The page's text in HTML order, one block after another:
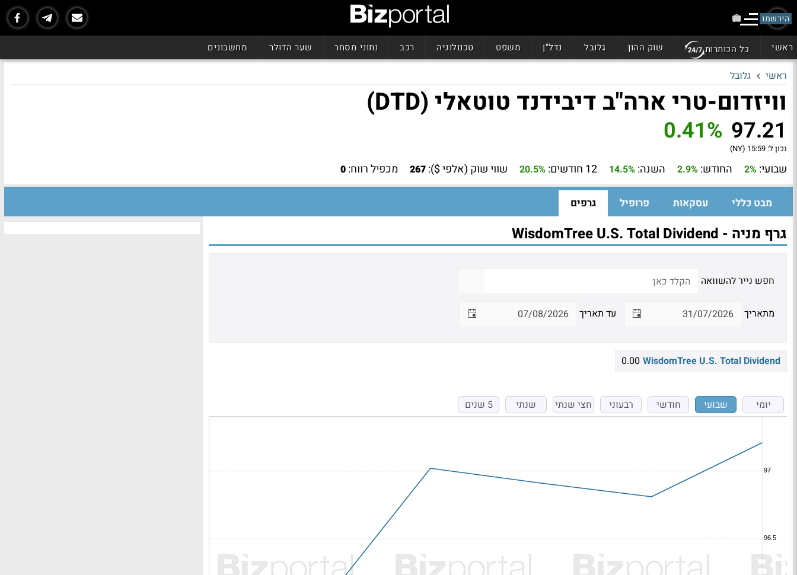
הירשמו
ראשי כל הכותרות שוק ההון גלובל נדל"ן משפט טכנולוגיה רכב נתוני מסחר שער הדולר מחשבונים
ראשי גלובל
וויזדום-טרי ארה"ב דיבידנד טוטאלי (DTD)
97.21
0.41%
נכון ל: 15:59 (NY)
שבועי: 2% החודש: 2.9% השנה: 14.5% 12 חודשים: 20.5% שווי שוק (אלפי $): 267 מכפיל רווח: 0
מבט כללי עסקאות פרופיל גרפים
גרף מניה - WisdomTree U.S. Total Dividend
חפש נייר להשוואה
מתאריך עד תאריך
WisdomTree U.S. Total Dividend
0.00
יומי שבועי חודשי רבעוני חצי שנתי שנתי 5 שנים